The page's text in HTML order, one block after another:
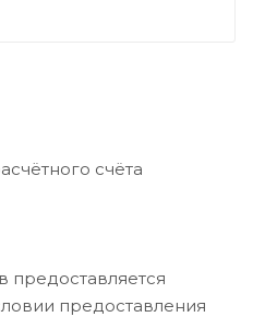
счёта
предоставляется
предоставления